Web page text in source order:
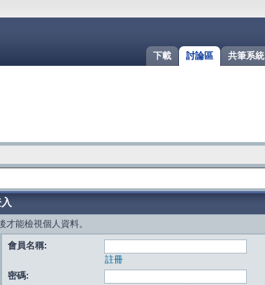
共筆系統
討論區
下載
能檢視個人資料。
會員名稱:
註冊
密碼: